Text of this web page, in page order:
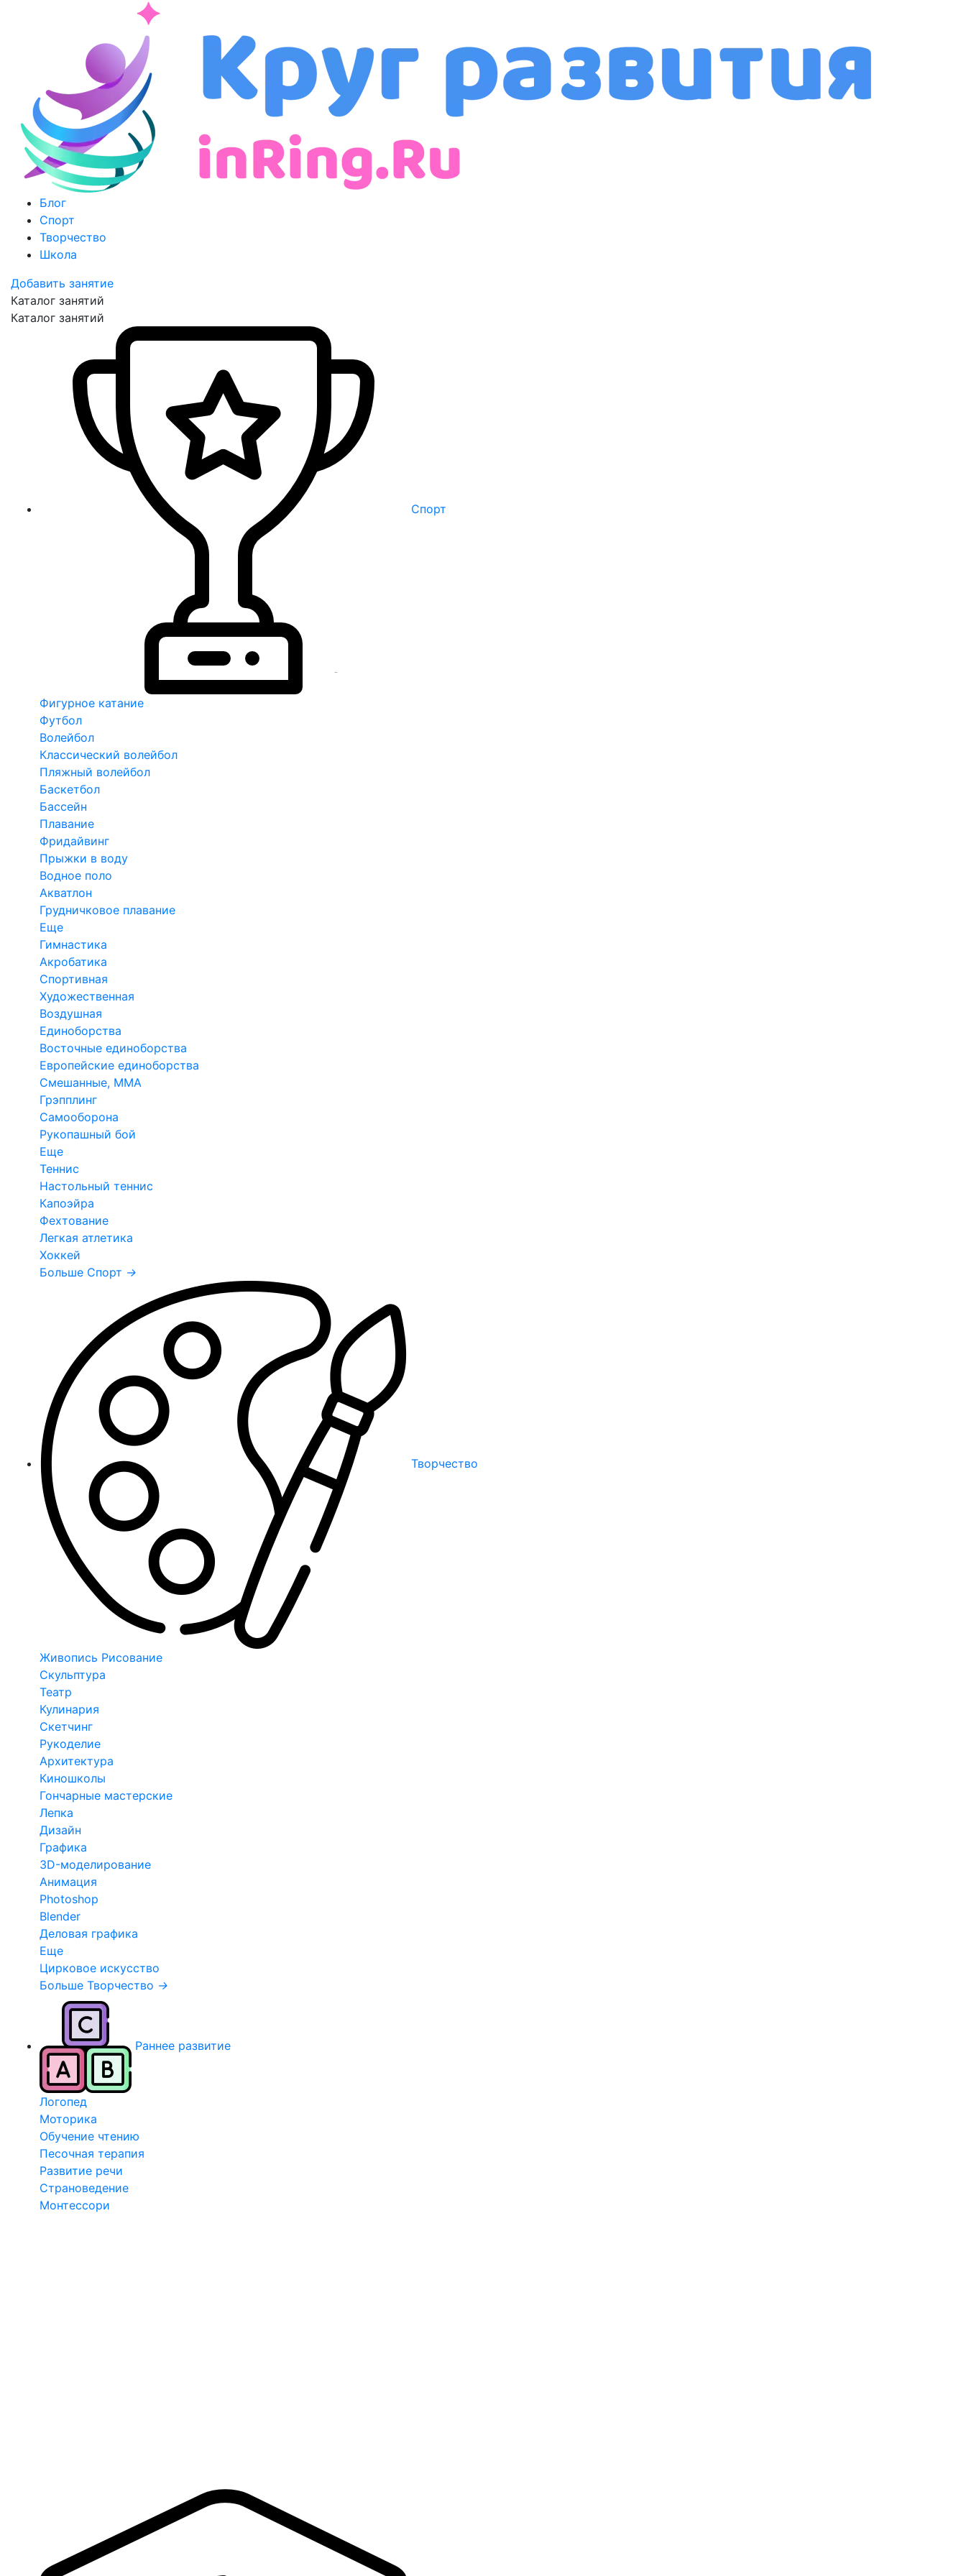
Блог
Спорт
Творчество
Школа
Добавить занятие
Каталог занятий
Каталог занятий
Спорт
Фигурное катание
Футбол
Волейбол
Классический волейбол
Пляжный волейбол
Баскетбол
Бассейн
Плавание
Фридайвинг
Прыжки в воду
Водное поло
Акватлон
Грудничковое плавание
Еще
Гимнастика
Акробатика
Спортивная
Художественная
Воздушная
Единоборства
Восточные единоборства
Европейские единоборства
Смешанные, ММА
Грэпплинг
Самооборона
Рукопашный бой
Еще
Теннис
Настольный теннис
Капоэйра
Фехтование
Легкая атлетика
Хоккей
Больше Спорт →
Творчество
Живопись Рисование
Скульптура
Театр
Кулинария
Скетчинг
Рукоделие
Архитектура
Киношколы
Гончарные мастерские
Лепка
Дизайн
Графика
3D-моделирование
Анимация
Photoshop
Blender
Деловая графика
Еще
Цирковое искусство
Больше Творчество →
Раннее развитие
Логопед
Моторика
Обучение чтению
Песочная терапия
Развитие речи
Страноведение
Монтессори